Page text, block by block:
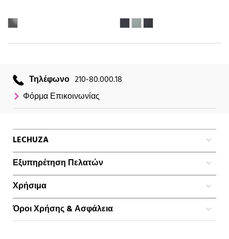
Τηλέφωνο 210-80.000.18
Φόρμα Επικοινωνίας
LECHUZA
Εξυπηρέτηση Πελατών
Χρήσιμα
Όροι Χρήσης & Ασφάλεια